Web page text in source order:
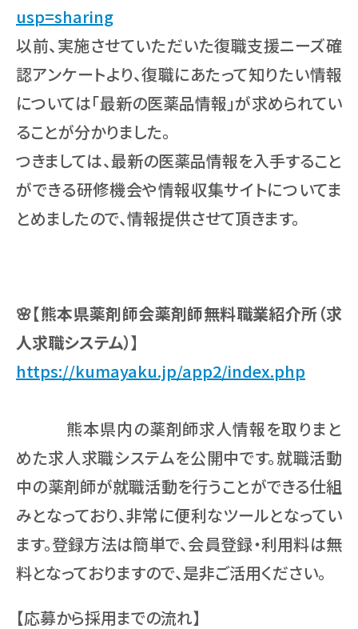
usp=sharing
以前、実施させていただいた復職支援ニーズ確
認アンケートより、復職にあたって知りたい情報
については「最新の医薬品情報」が求められてい
ることが分かりました。
つきましては、最新の医薬品情報を入手すること
ができる研修機会や情報収集サイトについてま
とめましたので、情報提供させて頂きます。
🌸【熊本県薬剤師会薬剤師無料職業紹介所（求
人求職システム）】
https://kumayaku.jp/app2/index.php
熊本県内の薬剤師求人情報を取りまと
めた求人求職システムを公開中です。就職活動
中の薬剤師が就職活動を行うことができる仕組
みとなっており、非常に便利なツールとなってい
ます。登録方法は簡単で、会員登録・利用料は無
料となっておりますので、是非ご活用ください。
【応募から採用までの流れ】